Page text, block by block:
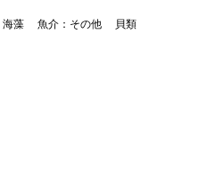
海藻 魚介：その他 貝類